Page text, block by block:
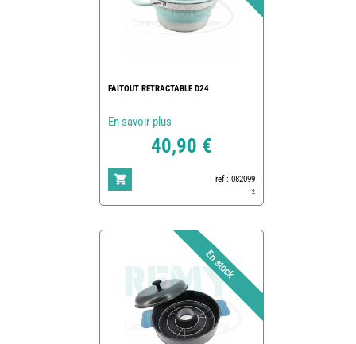
FAITOUT RETRACTABLE D24
En savoir plus
40,90 €
ref : 082099
2